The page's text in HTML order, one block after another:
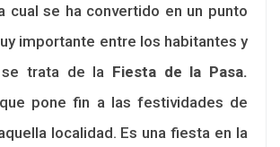
cual se ha convertido en un punto
importante entre los habitantes y
trata de la Fiesta de la Pasa.
pone fin a las festividades de
localidad. Es una fiesta en la